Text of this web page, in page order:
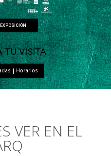
TU VISITA
| Horarios
VER EN EL